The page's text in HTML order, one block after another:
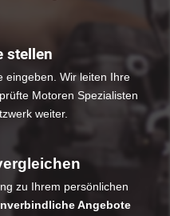
stellen
eingeben. Wir leiten Ihre
Motoren Spezialisten
weiter.
zu Ihrem persönlichen
Angebote